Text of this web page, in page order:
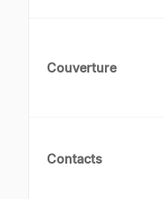
Couverture
Contacts